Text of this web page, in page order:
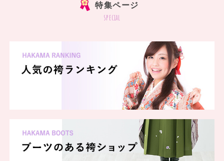
特集ページ
special